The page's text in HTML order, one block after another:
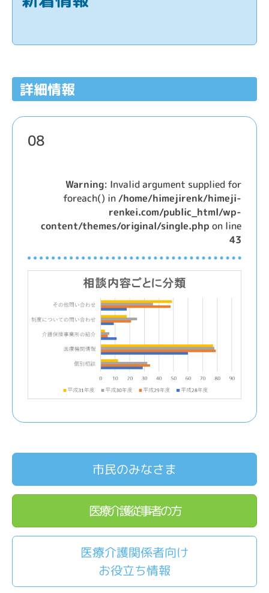
詳細情報
08
Warning: Invalid argument supplied for
foreach() in/home/himejirenk/himeji-
renkei.com/public_html/wp-
content/themes/original/single.php on line
43
市民のみなさま
医療介護従事者の方
医療介護関係者向け
お役立ち情報